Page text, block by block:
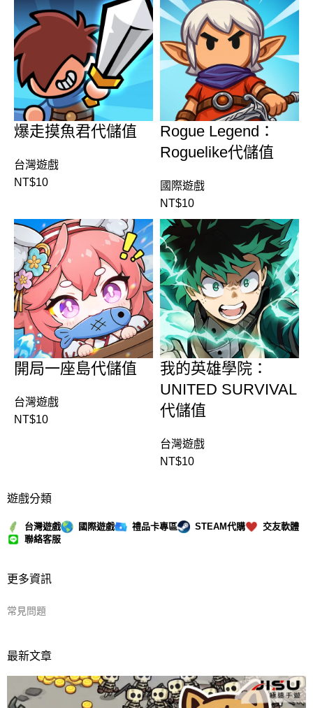
爆走摸魚君代儲值
台灣遊戲
NT$10
Rogue Legend：
Roguelike代儲值
國際遊戲
NT$10
開局一座島代儲值
台灣遊戲
NT$10
我的英雄學院：
UNITED SURVIVAL
代儲值
台灣遊戲
NT$10
遊戲分類
台灣遊戲 國際遊戲 禮品卡專區 STEAM代購
交友軟體
聯絡客服
更多資訊
常見問題
最新文章